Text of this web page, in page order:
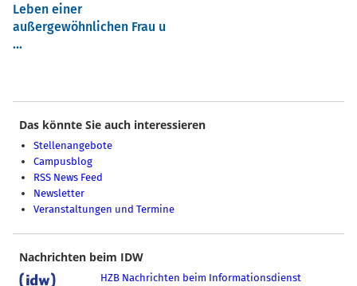
Leben einer
außergewöhnlichen Frau u
...
Das könnte Sie auch interessieren
Stellenangebote
Campusblog
RSS News Feed
Newsletter
Veranstaltungen und Termine
Nachrichten beim IDW
HZB Nachrichten beim Informationsdienst